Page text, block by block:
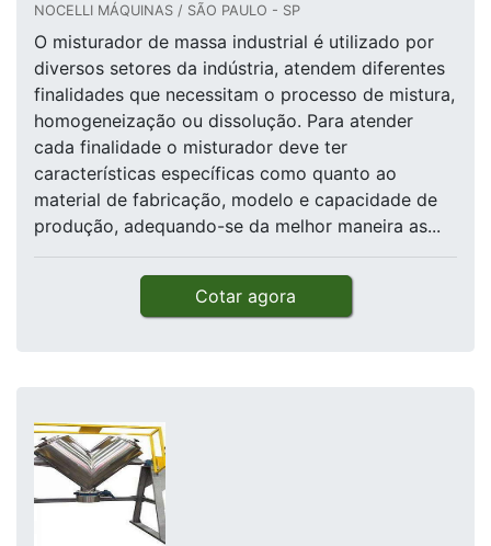
NOCELLI MÁQUINAS / SÃO PAULO - SP
O misturador de massa industrial é utilizado por
diversos setores da indústria, atendem diferentes
finalidades que necessitam o processo de mistura,
homogeneização ou dissolução. Para atender
cada finalidade o misturador deve ter
características específicas como quanto ao
material de fabricação, modelo e capacidade de
produção, adequando-se da melhor maneira as...
Cotar agora